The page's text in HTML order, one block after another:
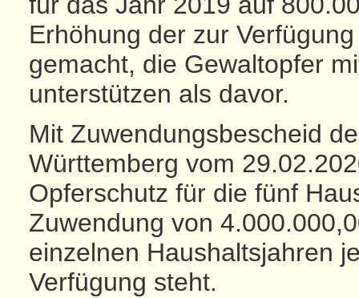
Erhöhung der zur
gemacht, die Gewaltopfer
unterstützen als davor.
Mit Zuwendungsbescheid
Württemberg vom
Opferschutz für die fünf
Zuwendung von
einzelnen Haushaltsjahren
Verfügung steht.